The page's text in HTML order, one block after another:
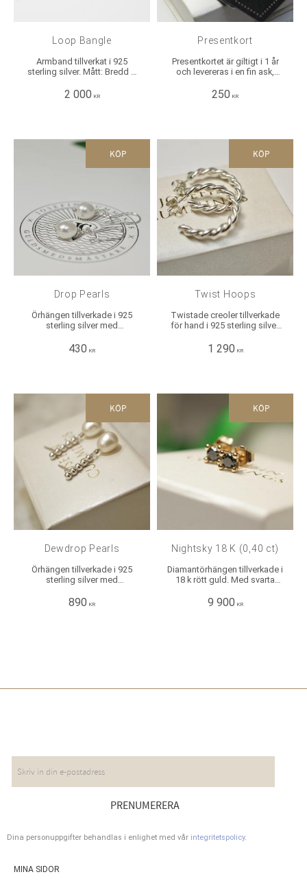
Loop Bangle
Armband tillverkat i 925
sterling silver. Mått: Bredd &
diameter på bredaste stället:
2 000 KR
Presentkort
Presentkortet är giltigt i 1 år
och levereras i en fin ask,
choklad. En underbar present
250 KR
Drop Pearls
Örhängen tillverkade i 925
sterling silver med
ca 3 cm, Bredd: ca 1 cm.
430 KR
KÖP
Twist Hoops
Twistade creoler tillverkade
för hand i 925 sterling silver.
yttermått i diameter på
1 290 KR
KÖP
Dewdrop Pearls
Örhängen tillverkade i 925
sterling silver med
ca 3 cm Bredd kulstav: 2 mm
890 KR
KÖP
Nightsky 18 K (0,40 ct)
Diamantörhängen tillverkade i
18 k rött guld. Med svarta
0,20 ct /st infattade i fyra klor.
9 900 KR
KÖP
PRENUMERERA
Dina personuppgifter behandlas i enlighet med vår integritetspolicy.
MINA SIDOR